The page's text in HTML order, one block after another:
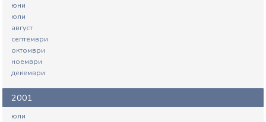
юни
юли
август
септември
октомври
ноември
декември
2001
юли